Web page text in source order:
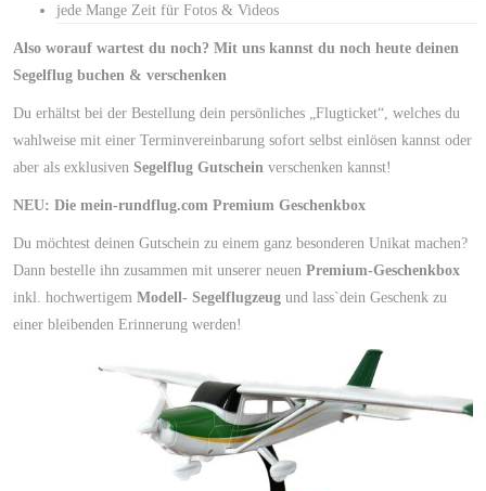
jede Mange Zeit für Fotos & Videos
Also worauf wartest du noch? Mit uns kannst du noch heute deinen
Segelflug buchen & verschenken
Du erhältst bei der Bestellung dein persönliches „Flugticket“, welches du
wahlweise mit einer Terminvereinbarung sofort selbst einlösen kannst oder
aber als exklusivenSegelflug Gutschein verschenken kannst!
NEU: Die mein-rundflug.com Premium Geschenkbox
Du möchtest deinen Gutschein zu einem ganz besonderen Unikat machen?
Dann bestelle ihn zusammen mit unserer neuenPremium-Geschenkbox
inkl. hochwertigemModell- Segelflugzeug und lass`dein Geschenk zu
einer bleibenden Erinnerung werden!